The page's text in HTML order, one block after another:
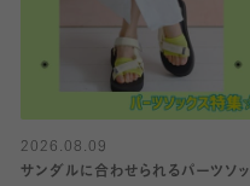
2026.08.09
サンダルに合わせられるパーツソッ